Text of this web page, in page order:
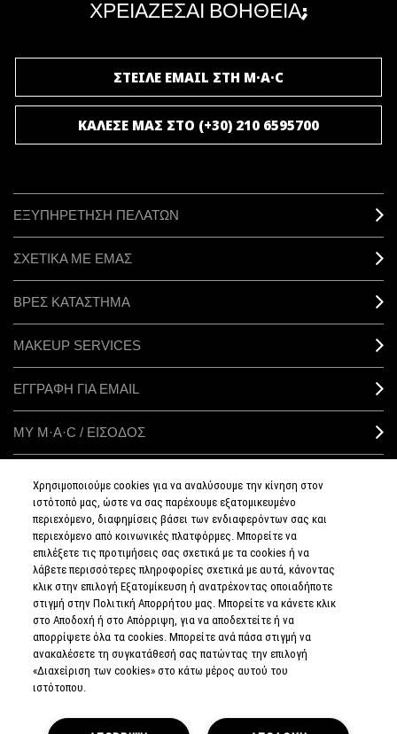
ΧΡΕΙΑΖΕΣΑΙ ΒΟΗΘΕΙΑ;
ΣΤΕΙΛΕ EMAIL ΣΤΗ M·A·C
ΚΑΛΕΣΕ ΜΑΣ ΣΤΟ (+30) 210 6595700
ΕΞΥΠΗΡΕΤΗΣΗ ΠΕΛΑΤΩΝ
ΣΧΕΤΙΚΑ ΜΕ ΕΜΑΣ
ΒΡΕΣ ΚΑΤΑΣΤΗΜΑ
MAKEUP SERVICES
ΕΓΓΡΑΦΗ ΓΙΑ EMAIL
ΜΥ M·A·C / ΕΙΣΟΔΟΣ
ΣΥΝΔΕΘΕΙΤΕ
ΠΟΛΙΤΙΚΗ
ΑΠΟΡΡΗΤΟΥ
ΟΡΟΙ &
ΠΡΟΥΠΟΘΕΣΕΙΣ
ΟΡΟΙ
ΠΩΛΗΣΗΣ
ΠΟΛΙΤΙΚΗ
ΕΝΗΜΕΡΩΘΕΙΤΕ
ΓΙΑ ΤΑ ΠΛΑΣΤΑ
Χρησιμοποιούμε cookies για να αναλύσουμε την κίνηση στον
ιστότοπό μας, ώστε να σας παρέχουμε εξατομικευμένο
περιεχόμενο, διαφημίσεις βάσει των ενδιαφερόντων σας και
περιεχόμενο από κοινωνικές πλατφόρμες. Μπορείτε να
επιλέξετε τις προτιμήσεις σας σχετικά με τα cookies ή να
λάβετε περισσότερες πληροφορίες σχετικά με αυτά, κάνοντας
κλικ στην επιλογή Εξατομίκευση ή ανατρέχοντας οποιαδήποτε
στιγμή στην Πολιτική Απορρήτου μας. Μπορείτε να κάνετε κλικ
στο Αποδοχή ή στο Απόρριψη, για να αποδεχτείτε ή να
απορρίψετε όλα τα cookies. Μπορείτε ανά πάσα στιγμή να
ανακαλέσετε τη συγκατάθεσή σας πατώντας την επιλογή
«Διαχείριση των cookies» στο κάτω μέρος αυτού του
ιστότοπου.